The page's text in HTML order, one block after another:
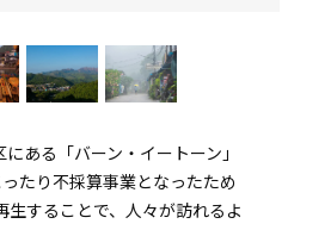
ある「バーン・イートーン」
たり不採算事業となったため
することで、人々が訪れるよ